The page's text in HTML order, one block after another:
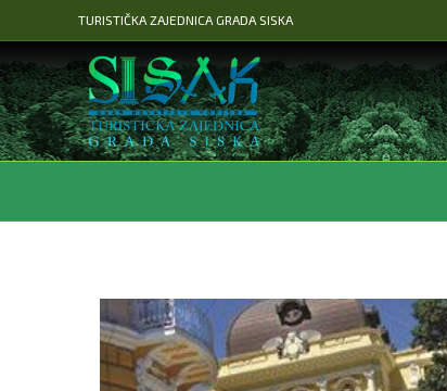
na
sadržaj
TURISTIČKA ZAJEDNICA GRADA SISKA